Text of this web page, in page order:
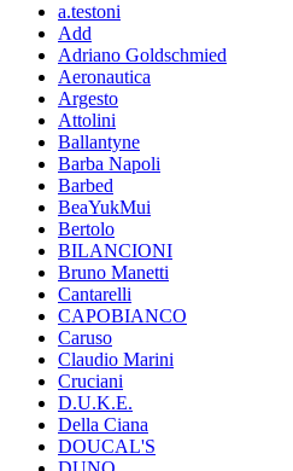
a.testoni
Add
Adriano Goldschmied
Aeronautica
Argesto
Attolini
Ballantyne
Barba Napoli
Barbed
BeaYukMui
Bertolo
BILANCIONI
Bruno Manetti
Cantarelli
CAPOBIANCO
Caruso
Claudio Marini
Cruciani
D.U.K.E.
Della Ciana
DOUCAL'S